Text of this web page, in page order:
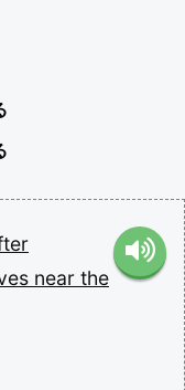
near the